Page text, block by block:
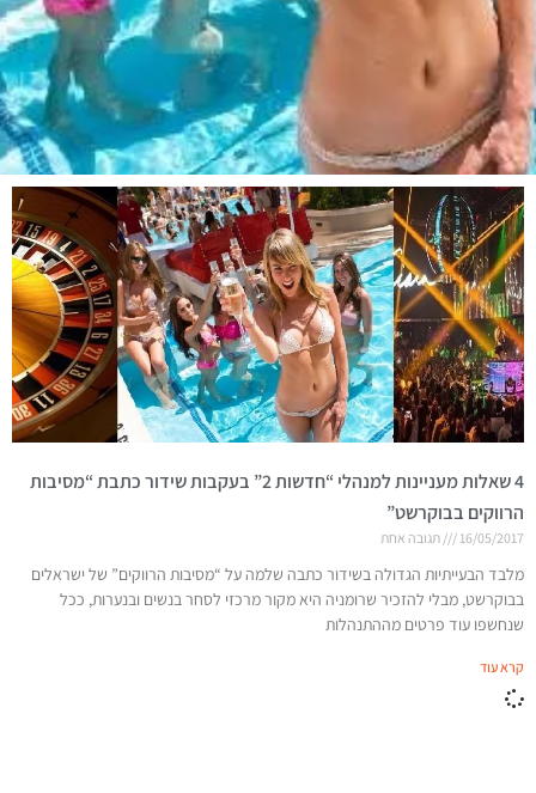
4 שאלות מעניינות למנהלי “חדשות 2” בעקבות שידור כתבת “מסיבות
הרווקים בבוקרשט”
16/05/2017 תגובה אחת
מלבד הבעייתיות הגדולה בשידור כתבה שלמה על “מסיבות הרווקים” של ישראלים
בבוקרשט, מבלי להזכיר שרומניה היא מקור מרכזי לסחר בנשים ובנערות, ככל
שנחשפו עוד פרטים מההתנהלות
קרא עוד